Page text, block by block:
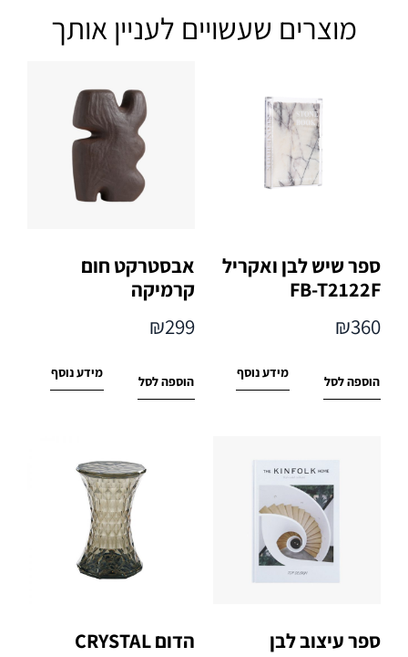
מוצרים שעשויים לעניין אותך
ספר שיש לבן ואקריל
FB-T2122F
₪360
הוספה לסל
מידע נוסף
אבסטרקט חום
קרמיקה
₪299
הוספה לסל
מידע נוסף
ספר עיצוב לבן הדום CRYSTAL